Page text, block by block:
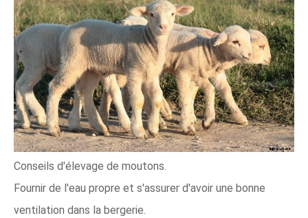
Conseils d'élevage de moutons.
Fournir de l'eau propre et s'assurer d'avoir une bonne
ventilation dans la bergerie.